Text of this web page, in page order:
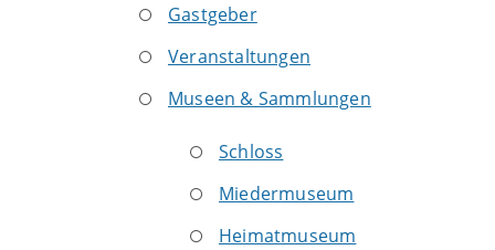
Gastgeber
Veranstaltungen
Museen & Sammlungen
Schloss
Miedermuseum
Heimatmuseum